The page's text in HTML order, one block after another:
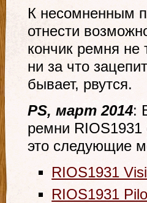
К несомненным
отнести
кончик ремня не
ни за что
бывает, рвутся.
PS, март 2014:
ремни RIOS1931
это следующие
RIOS1931
RIOS1931